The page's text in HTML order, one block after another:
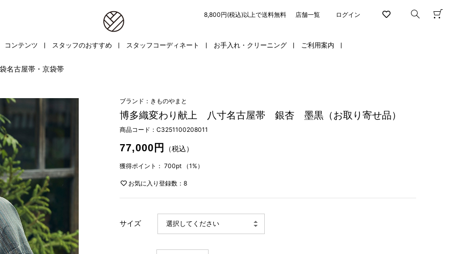
ログイン
8,800円(税込)以上で送料無料 店舗一覧
コンテンツ スタッフのおすすめ スタッフコーディネート お手入れ・クリーニング ご利用案内
名古屋帯・京袋帯
ブランド：きものやまと
博多織変わり献上 八寸名古屋帯 銀杏 墨黒（お取り寄せ品）
商品コード： C3251100208011
77,000円 （税込）
獲得ポイント： 700pt （1%）
お気に入り登録数：8
サイズ